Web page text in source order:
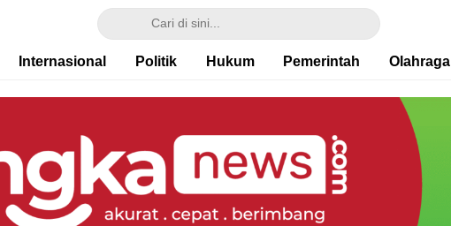
Internasional Politik Hukum Pemerintah Olahraga